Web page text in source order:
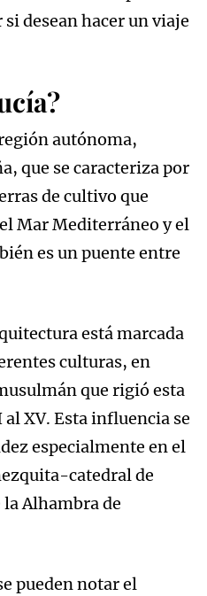
desean hacer un viaje
autónoma,
que se caracteriza por
de cultivo que
Mar Mediterráneo y el
es un puente entre
está marcada
culturas, en
que rigió esta
XV. Esta influencia se
especialmente en el
catedral de
la Alhambra de
pueden notar el